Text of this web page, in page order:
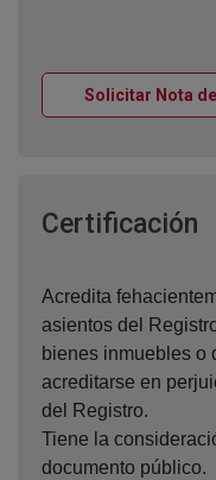
Solicitar Nota
Certificación
Acredita
asientos del
bienes inmuebles o
acreditarse en
del Registro.
Tiene la
documento público.